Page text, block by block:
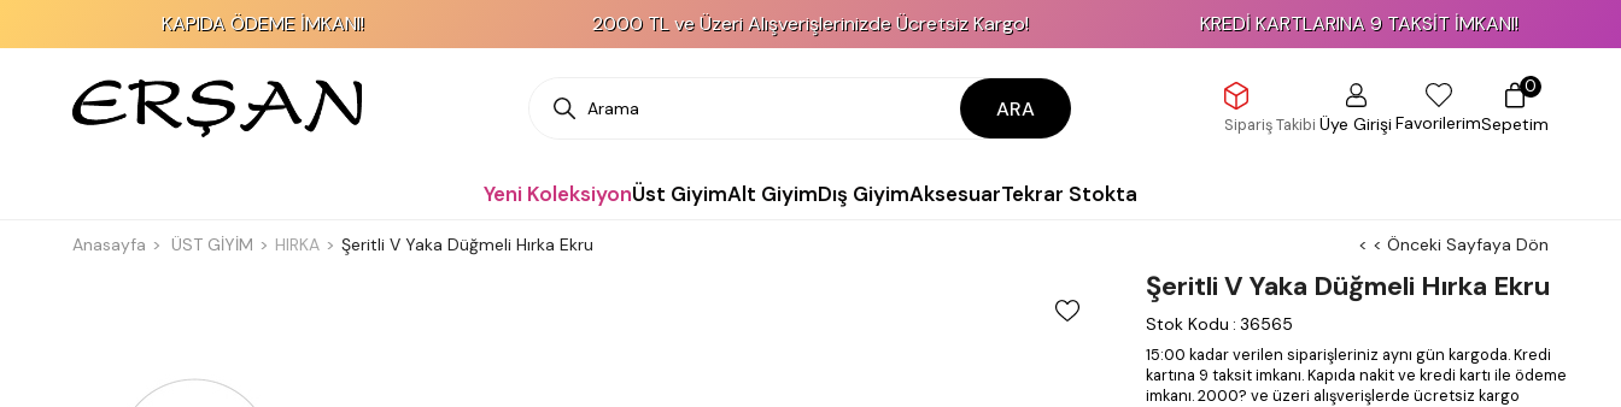
KAPIDA ÖDEME İMKANI! 2000 TL ve Üzeri Alışverişlerinizde Ücretsiz Kargo! KREDİ KARTLARINA 9 TAKSİT İMKANI!
ARA
Sipariş Takibi Üye GirişiFavorilerimSepetim
0
Yeni KoleksiyonÜst GiyimAlt GiyimDış GiyimAksesuarTekrar Stokta
Anasayfa ÜST GİYİM HIRKA Şeritli V Yaka Düğmeli Hırka Ekru < < Önceki Sayfaya Dön
Şeritli V Yaka Düğmeli Hırka Ekru
Stok Kodu : 36565
15:00 kadar verilen siparişleriniz aynı gün kargoda. Kredi
kartına 9 taksit imkanı. Kapıda nakit ve kredi kartı ile ödeme
imkanı. 2000? ve üzeri alışverişlerde ücretsiz kargo